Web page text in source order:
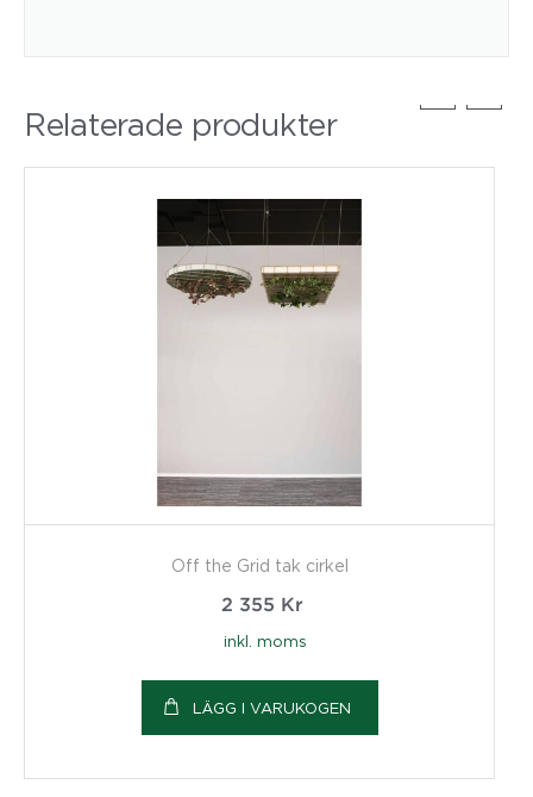
Relaterade produkter
Off the Grid tak cirkel
2 355 Kr
inkl. moms
LÄGG I VARUKOGEN